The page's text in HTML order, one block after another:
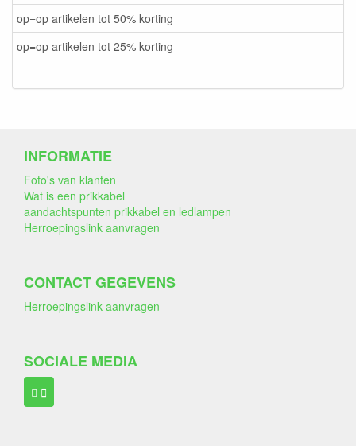
op=op artikelen tot 50% korting
op=op artikelen tot 25% korting
-
INFORMATIE
Foto's van klanten
Wat is een prikkabel
aandachtspunten prikkabel en ledlampen
Herroepingslink aanvragen
CONTACT GEGEVENS
Herroepingslink aanvragen
SOCIALE MEDIA